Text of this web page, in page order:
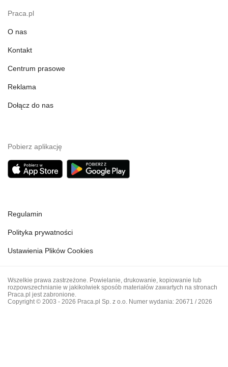
Praca.pl
O nas
Kontakt
Centrum prasowe
Reklama
Dołącz do nas
Pobierz aplikację
Regulamin
Polityka prywatności
Ustawienia Plików Cookies
Wszelkie prawa zastrzeżone. Powielanie, drukowanie, kopiowanie lub
rozpowszechnianie w jakikolwiek sposób materiałów zawartych na stronach
Praca.pl jest zabronione.
Copyright © 2003 - 2026 Praca.pl Sp. z o.o. Numer wydania: 20671 / 2026